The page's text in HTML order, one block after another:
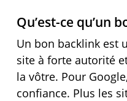
Qu’est-ce qu’un
Un bon backlink est
site à forte autorité
la vôtre. Pour
confiance. Plus les